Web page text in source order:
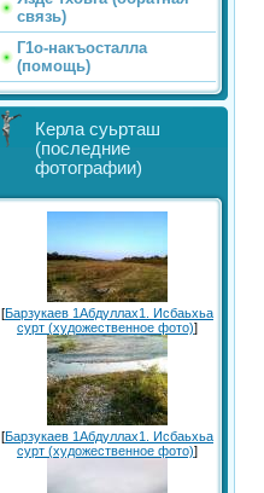
связь)
Г1о-накъосталла
(помощь)
Керла суьрташ
(последние
фотографии)
[Барзукаев 1Абдуллах1. Исбаьхьа
сурт (художественное фото)]
[Барзукаев 1Абдуллах1. Исбаьхьа
сурт (художественное фото)]